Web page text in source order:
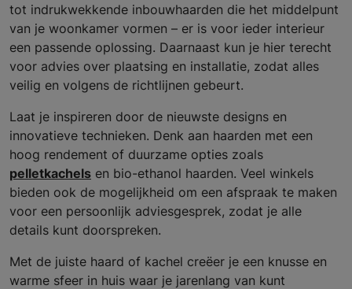
tot indrukwekkende inbouwhaarden die het middelpunt
van je woonkamer vormen – er is voor ieder interieur
een passende oplossing. Daarnaast kun je hier terecht
voor advies over plaatsing en installatie, zodat alles
veilig en volgens de richtlijnen gebeurt.
Laat je inspireren door de nieuwste designs en
innovatieve technieken. Denk aan haarden met een
hoog rendement of duurzame opties zoals
pelletkachels en bio-ethanol haarden. Veel winkels
bieden ook de mogelijkheid om een afspraak te maken
voor een persoonlijk adviesgesprek, zodat je alle
details kunt doorspreken.
Met de juiste haard of kachel creëer je een knusse en
warme sfeer in huis waar je jarenlang van kunt